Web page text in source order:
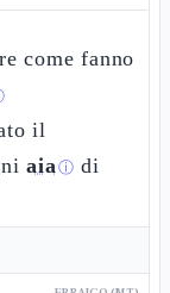
come fanno
il
aiaⓘ di